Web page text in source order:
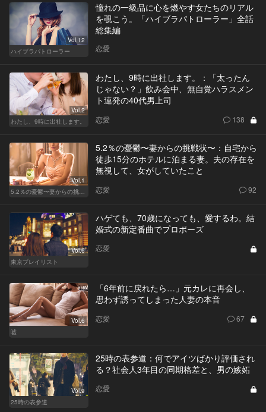
Vol.12
ハイブラパトローラー
憧れの一級品に心を燃やす女たちのリアル
を覗こう。「ハイブラパトローラー」全話
総集編
恋愛
Vol.2
わたし、9時に出社します。
わたし、9時に出社します。：「太ったん
じゃない？」飲み会中、無自覚ハラスメン
ト連発の40代男上司
恋愛 138
Vol.1
5.2％の憂鬱〜妻からの挑戦状〜：自宅から
徒歩15分のホテルに泊まる妻。夫の存在を
無視して、女がしていたこと
恋愛 92
Vol.6
東京プレイリスト
ハゲても、70歳になっても、愛するわ。結
婚式の新定番曲でプロポーズ
恋愛
Vol.6
嘘
「6年前に戻れたら…」元カレに再会し、
思わず誘ってしまった人妻の本音
恋愛 67
Vol.9
25時の表参道
25時の表参道：何でアイツばかり評価され
る？社会人3年目の同期格差と、男の嫉妬
恋愛